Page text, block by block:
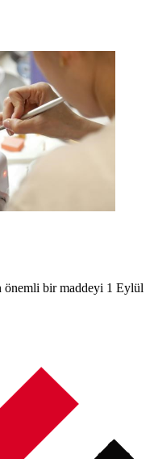
bir maddeyi 1 Eylül